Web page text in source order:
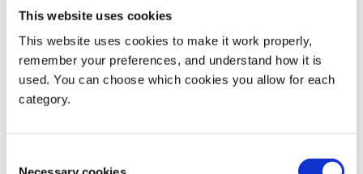
This website uses cookies
This website uses cookies to make it work properly,
remember your preferences, and understand how it is
used. You can choose which cookies you allow for each
category.
3. Werk & inkomen
Miljoenen mensen in de wereld hebben een